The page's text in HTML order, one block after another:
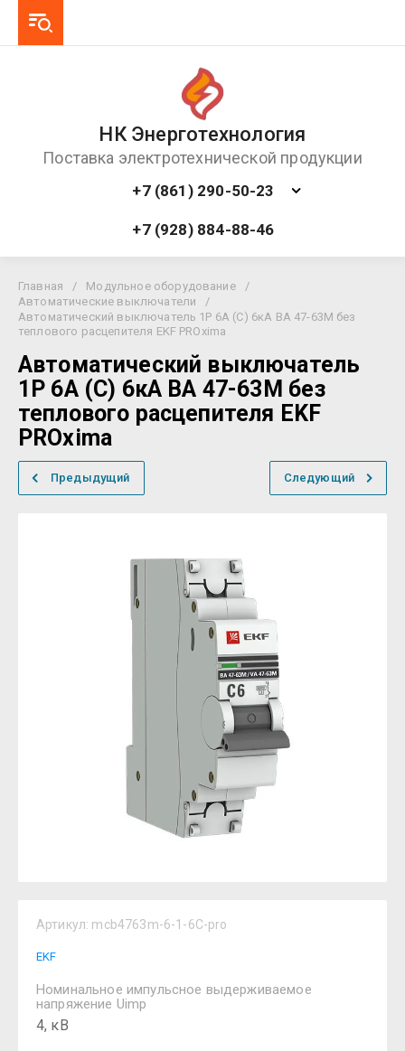
НК Энерготехнология
Поставка электротехнической продукции
+7 (861) 290-50-23
+7 (928) 884-88-46
Главная / Модульное оборудование
/
Автоматические выключатели
/
Автоматический выключатель 1P 6А (C) 6кА ВА 47-63M без
теплового расцепителя EKF PROxima
Автоматический выключатель
1P 6А (C) 6кА ВА 47-63M без
теплового расцепителя EKF
PROxima
Предыдущий Следующий
Артикул: mcb4763m-6-1-6C-pro
EKF
Номинальное импульсное выдерживаемое
напряжение Uimp
4, кВ